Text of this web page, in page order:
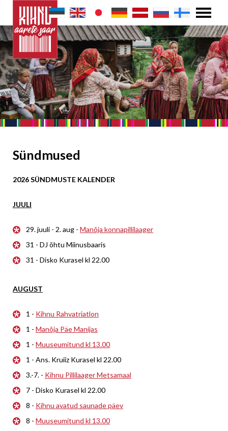
Sündmused
2026 SÜNDMUSTE KALENDER
JUULI
29. juuli - 2. aug - Manõja konnapillilaager
31 - DJ õhtu Miinusbaaris
31 - Disko Kurasel kl 22.00
AUGUST
1 - Kihnu Rahvatriatlon
1 - Manõja Päe Manijas
1 - Muuseumitund kl 13.00
1 - Ans. Kruiiz Kurasel kl 22.00
3.-7. - Kihnu Pillilaager Metsamaal
7 - Disko Kurasel kl 22.00
8 - Kihnu avatud saunade päev
8 - Muuseumitund kl 13.00